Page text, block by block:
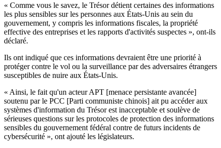
« Comme vous le savez, le Trésor détient certaines des informations
les plus sensibles sur les personnes aux États-Unis au sein du
gouvernement, y compris les informations fiscales, la propriété
effective des entreprises et les rapports d'activités suspectes », ont-ils
déclaré.
Ils ont indiqué que ces informations devraient être une priorité à
protéger contre le vol ou la surveillance par des adversaires étrangers
susceptibles de nuire aux États-Unis.
« Ainsi, le fait qu'un acteur APT [menace persistante avancée]
soutenu par le PCC [Parti communiste chinois] ait pu accéder aux
systèmes d'information du Trésor est inacceptable et soulève de
sérieuses questions sur les protocoles de protection des informations
sensibles du gouvernement fédéral contre de futurs incidents de
cybersécurité », ont ajouté les législateurs.